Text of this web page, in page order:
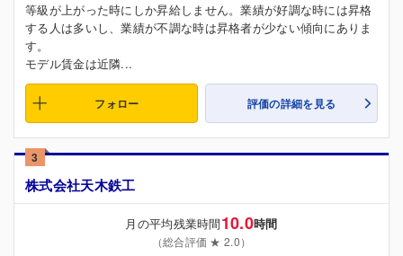
等級が上がった時にしか昇給しません。業績が好調な時には昇格
する人は多いし、業績が不調な時は昇格者が少ない傾向にありま
す。
モデル賃金は近隣...
フォロー 評価の詳細を見る
3
株式会社天木鉄工
月の平均残業時間10.0時間
（総合評価 ★ 2.0）